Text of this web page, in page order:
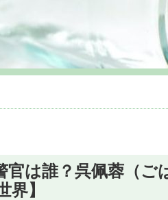
官は誰？呉佩蓉（
】